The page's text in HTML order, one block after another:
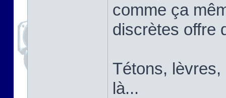
comme ça
discrètes offre
Tétons,
là...